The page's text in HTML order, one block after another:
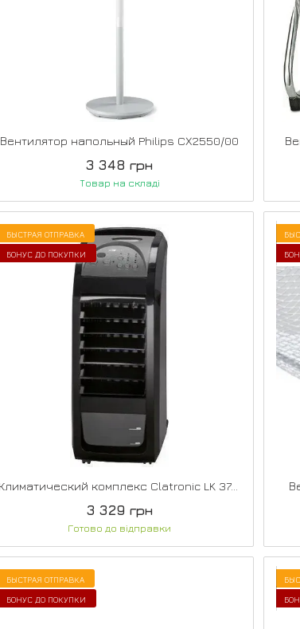
Вентилятор напольный Philips CX2550/00
3 348 грн
Товар на складі
БЫСТРАЯ ОТПРАВКА
БОНУС ДО ПОКУПКИ
Климатический комплекс Clatronic LK 3742
3 329 грн
Готово до відправки
БЫСТРАЯ ОТПРАВКА
БОНУС ДО ПОКУПКИ